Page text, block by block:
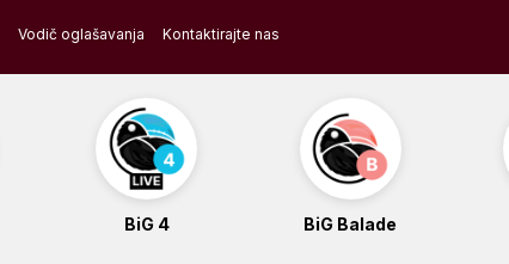
Vodič oglašavanja Kontaktirajte nas
BiG 4 BiG Balade